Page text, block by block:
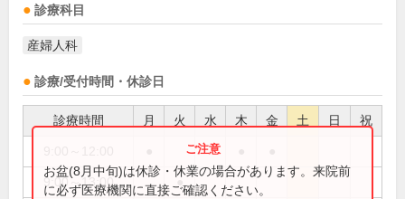
診療科目
産婦人科
診療/受付時間・休診日
診療時間 月 火 水 木 金 土 日 祝
9:00～13:00 ●
お盆(8月中旬)は休診・休業の場合があります。来院前
に必ず医療機関に直接ご確認ください。